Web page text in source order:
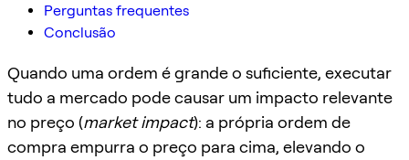
Perguntas frequentes
Conclusão
Quando uma ordem é grande o suficiente, executar
tudo a mercado pode causar um impacto relevante
no preço (market impact): a própria ordem de
compra empurra o preço para cima, elevando o